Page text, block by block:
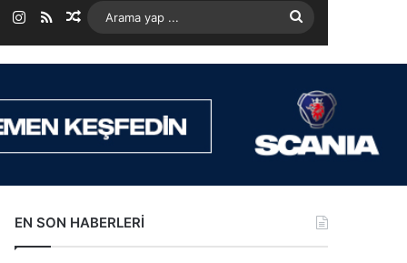
Instagram
RSSRastgele Makale
Arama
yap
EN SON HABERLERİ